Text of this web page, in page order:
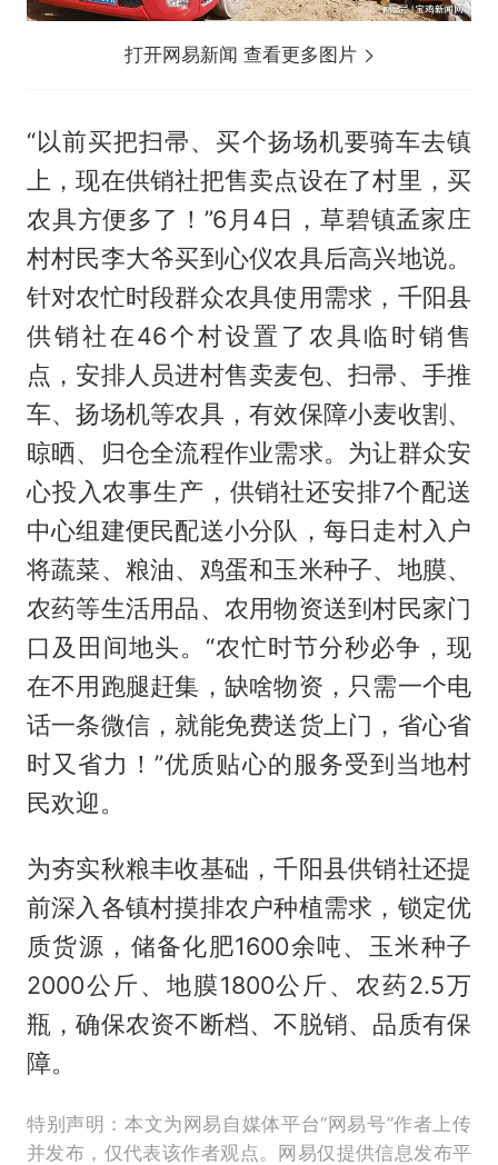
打开网易新闻 查看更多图片
“以前买把扫帚、买个扬场机要骑车去镇
上，现在供销社把售卖点设在了村里，买
农具方便多了！”6月4日，草碧镇孟家庄
村村民李大爷买到心仪农具后高兴地说。
针对农忙时段群众农具使用需求，千阳县
供销社在46个村设置了农具临时销售
点，安排人员进村售卖麦包、扫帚、手推
车、扬场机等农具，有效保障小麦收割、
晾晒、归仓全流程作业需求。为让群众安
心投入农事生产，供销社还安排7个配送
中心组建便民配送小分队，每日走村入户
将蔬菜、粮油、鸡蛋和玉米种子、地膜、
农药等生活用品、农用物资送到村民家门
口及田间地头。“农忙时节分秒必争，现
在不用跑腿赶集，缺啥物资，只需一个电
话一条微信，就能免费送货上门，省心省
时又省力！”优质贴心的服务受到当地村
民欢迎。
为夯实秋粮丰收基础，千阳县供销社还提
前深入各镇村摸排农户种植需求，锁定优
质货源，储备化肥1600余吨、玉米种子
2000公斤、地膜1800公斤、农药2.5万
瓶，确保农资不断档、不脱销、品质有保
障。
特别声明：本文为网易自媒体平台“网易号”作者上传
并发布，仅代表该作者观点。网易仅提供信息发布平